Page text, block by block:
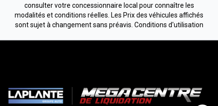
consulter votre concessionnaire local pour connaître les
modalités et conditions réelles. Les Prix des véhicules affichés
sont sujet à changement sans préavis. Conditions d'utilisation